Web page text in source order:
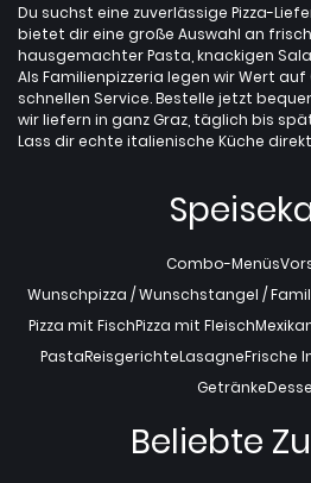
Du suchst eine zuverlässige Pizza-
bietet dir eine große Auswahl an frisch
hausgemachter Pasta, knackigen
Als Familienpizzeria legen wir Wert
schnellen Service. Bestelle jetzt
wir liefern in ganz Graz, täglich bis
Lass dir echte italienische Küche
Combo-Menüs
Wunschpizza / Wunschstangel /
Pizza mit FischPizza mit Fleisch
PastaReisgerichteLasagneFrische
Getränke
Beliebte